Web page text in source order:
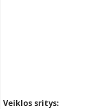
Veiklos sritys: